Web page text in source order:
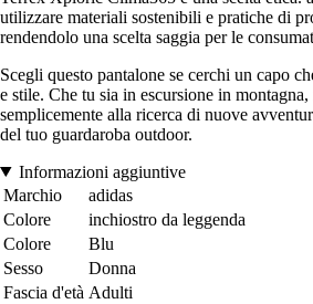
utilizzare materiali sostenibili e pratiche di
rendendolo una scelta saggia per le
Scegli questo pantalone se cerchi un capo
e stile. Che tu sia in escursione in
semplicemente alla ricerca di nuove
del tuo guardaroba outdoor.
Informazioni aggiuntive
Marchio
adidas
Colore
inchiostro da leggenda
Colore
Blu
Sesso
Donna
Fascia d'età Adulti